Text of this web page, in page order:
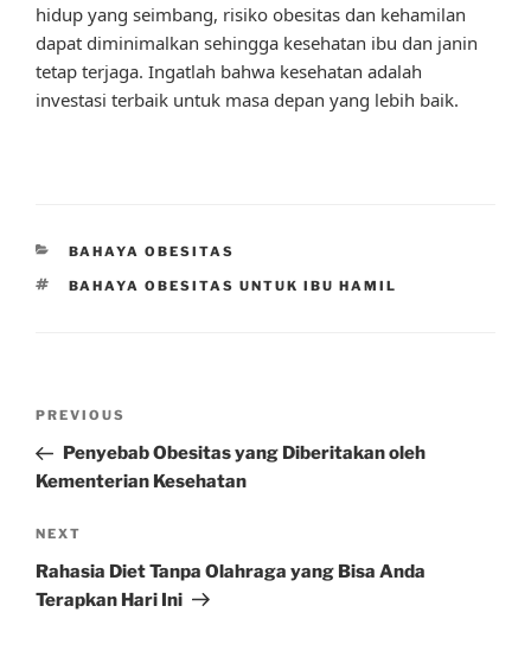
hidup yang seimbang, risiko obesitas dan kehamilan
dapat diminimalkan sehingga kesehatan ibu dan janin
tetap terjaga. Ingatlah bahwa kesehatan adalah
investasi terbaik untuk masa depan yang lebih baik.
CATEGORIES
BAHAYA OBESITAS
TAGS
BAHAYA OBESITAS UNTUK IBU HAMIL
Previous
Post
PREVIOUS
Penyebab Obesitas yang Diberitakan oleh
Kementerian Kesehatan
Next
Post
NEXT
Rahasia Diet Tanpa Olahraga yang Bisa Anda
Terapkan Hari Ini